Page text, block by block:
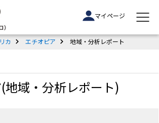
マイページ
カ エチオピア 地域・分析レポート
地域・分析レポート)